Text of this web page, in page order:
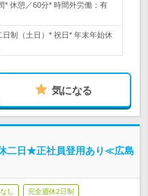
休憩／60分* 時間外労働：有
制（土日）* 祝日* 年末年始休
気になる
二日★正社員登用あり≪広島
し 完全週休2日制